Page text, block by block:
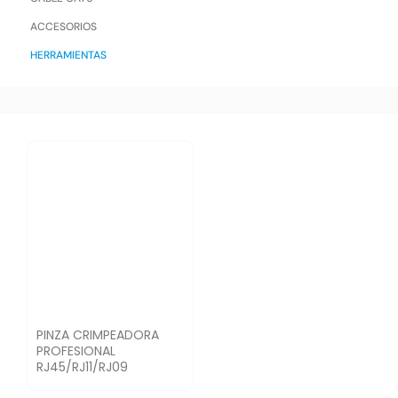
ACCESORIOS
HERRAMIENTAS
PINZA CRIMPEADORA
PROFESIONAL
RJ45/RJ11/RJ09